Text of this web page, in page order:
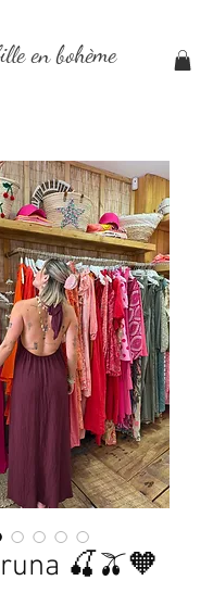
en bohème
🍒🫒🧡